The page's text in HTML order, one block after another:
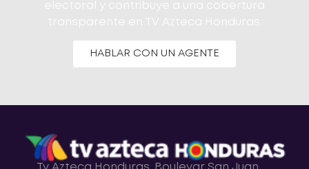
electoral y contribuye a una cobertura
transparente en TV Azteca Honduras.
HABLAR CON UN AGENTE